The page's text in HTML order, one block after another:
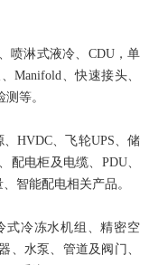
喷淋式液冷、CDU，单
Manifold、快速接头、
等。
HVDC、飞轮UPS、储
配电柜及电缆、PDU、
智能配电相关产品。
式冷冻水机组、精密空
、水泵、管道及阀门、